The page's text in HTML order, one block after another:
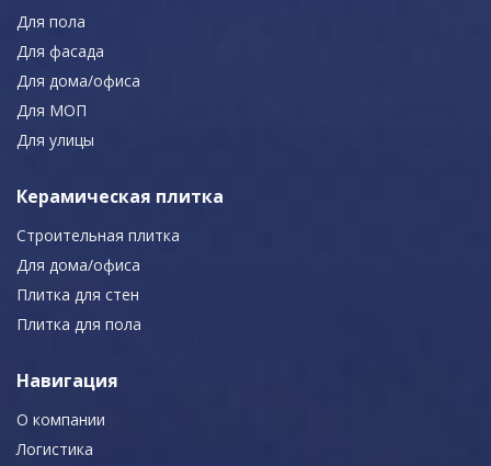
Для пола
Для фасада
Для дома/офиса
Для МОП
Для улицы
Керамическая плитка
Строительная плитка
Для дома/офиса
Плитка для стен
Плитка для пола
Навигация
О компании
Логистика